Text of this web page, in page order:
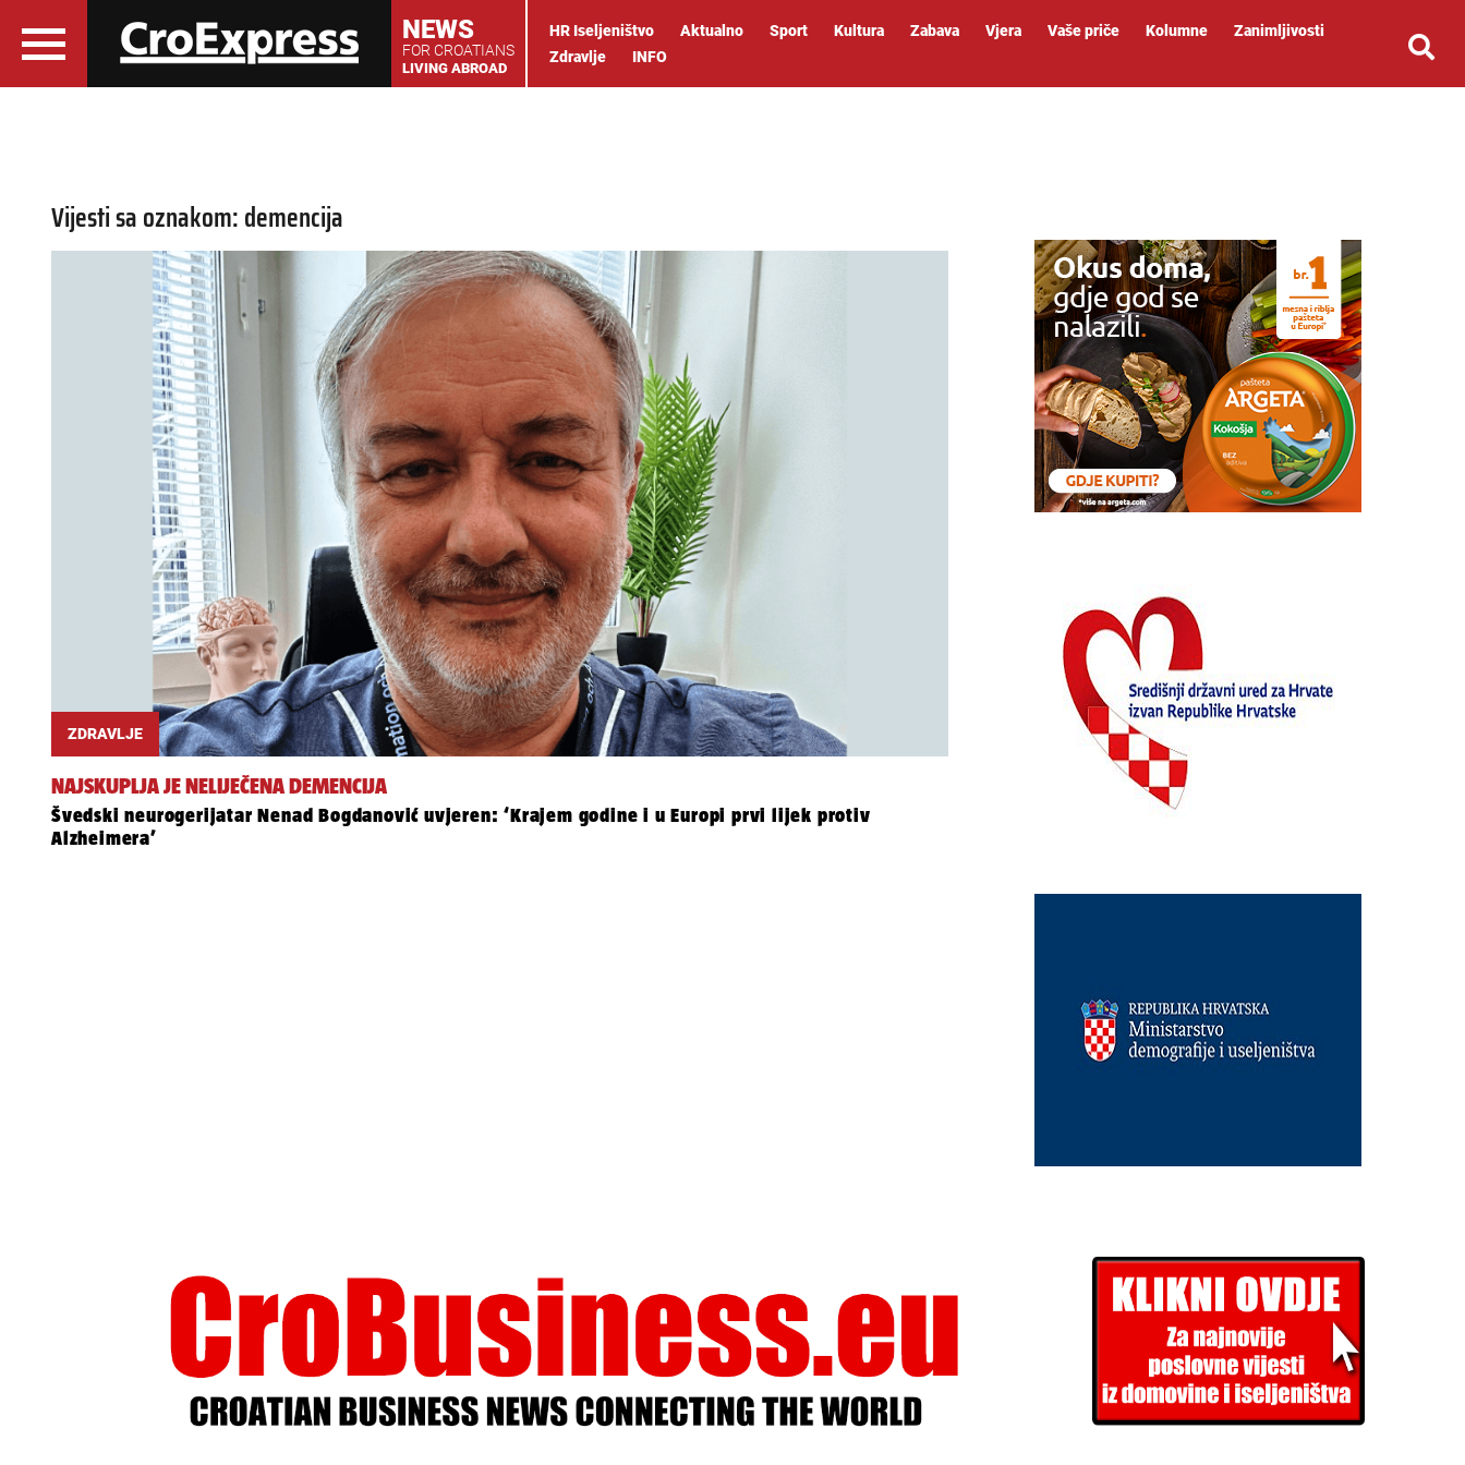
NEWS
FOR CROATIANS
LIVING ABROAD
HR Iseljeništvo Aktualno Sport Kultura Zabava Vjera Vaše priče Kolumne
Zanimljivosti
Zdravlje
INFO
Vijesti sa oznakom: demencija
ZDRAVLJE
NAJSKUPLJA JE NELIJEČENA DEMENCIJA
Švedski neurogerijatar Nenad Bogdanović uvjeren: ‘Krajem godine i u Europi prvi lijek protiv
Alzheimera’